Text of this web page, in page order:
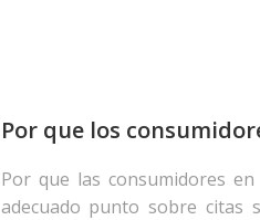
Por que los
Por que las consumidores
adecuado punto sobre citas